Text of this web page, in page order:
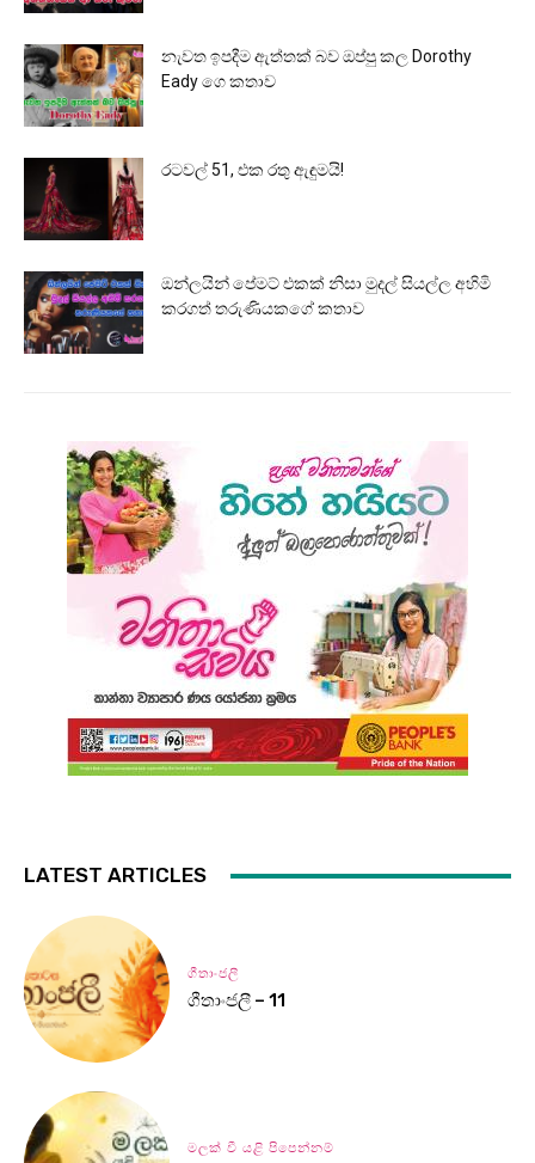
නැවත ඉපදීම ඇත්තක් බව ඔප්පු කල Dorothy
Eady ගෙ කතාව
රටවල් 51, එක රතු ඇඳුමයි!
ඔන්ලයින් පේමට් එකක් නිසා මුදල් සියල්ල අහිමි
කරගත් තරුණියකගේ කතාව
LATEST ARTICLES
ගීතාංජලී
ගීතාංජලී – 11
මලක් වී යළි පිපෙන්නම්